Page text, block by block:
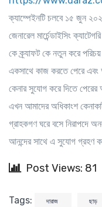
ক্যাম্পেইনটি চলবে ১৫ জুন
জেনারেল মার্চেন্ডাইসিং
কে ক্র্যাফট কে নতুন করে
একসাথে কাজ করতে পেরে এবং
কেনার সুযোগ করে দিতে
এখন আমাদের অধিকাংশ
গ্রাহকগণ ঘরে বসে নিরাপদে
আনন্দের সাথে এ সুযোগ গ্রহণ
Post Views: 81
Tags: দারাজ ছাড়